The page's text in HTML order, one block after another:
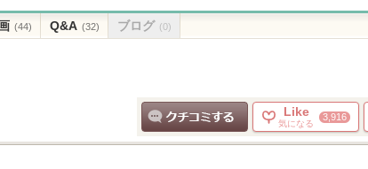
(44) Q&A (32) ブログ (0)
クチコミする
Like
気になる
3,916